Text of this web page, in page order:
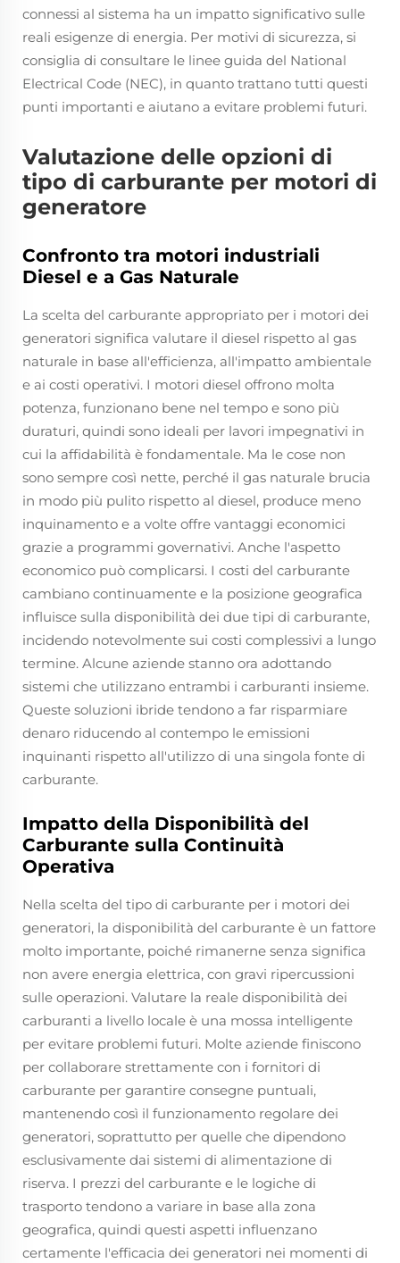
connessi al sistema ha un impatto significativo sulle
reali esigenze di energia. Per motivi di sicurezza, si
consiglia di consultare le linee guida del National
Electrical Code (NEC), in quanto trattano tutti questi
punti importanti e aiutano a evitare problemi futuri.
Valutazione delle opzioni di
tipo di carburante per motori di
generatore
Confronto tra motori industriali
Diesel e a Gas Naturale
La scelta del carburante appropriato per i motori dei
generatori significa valutare il diesel rispetto al gas
naturale in base all'efficienza, all'impatto ambientale
e ai costi operativi. I motori diesel offrono molta
potenza, funzionano bene nel tempo e sono più
duraturi, quindi sono ideali per lavori impegnativi in
cui la affidabilità è fondamentale. Ma le cose non
sono sempre così nette, perché il gas naturale brucia
in modo più pulito rispetto al diesel, produce meno
inquinamento e a volte offre vantaggi economici
grazie a programmi governativi. Anche l'aspetto
economico può complicarsi. I costi del carburante
cambiano continuamente e la posizione geografica
influisce sulla disponibilità dei due tipi di carburante,
incidendo notevolmente sui costi complessivi a lungo
termine. Alcune aziende stanno ora adottando
sistemi che utilizzano entrambi i carburanti insieme.
Queste soluzioni ibride tendono a far risparmiare
denaro riducendo al contempo le emissioni
inquinanti rispetto all'utilizzo di una singola fonte di
carburante.
Impatto della Disponibilità del
Carburante sulla Continuità
Operativa
Nella scelta del tipo di carburante per i motori dei
generatori, la disponibilità del carburante è un fattore
molto importante, poiché rimanerne senza significa
non avere energia elettrica, con gravi ripercussioni
sulle operazioni. Valutare la reale disponibilità dei
carburanti a livello locale è una mossa intelligente
per evitare problemi futuri. Molte aziende finiscono
per collaborare strettamente con i fornitori di
carburante per garantire consegne puntuali,
mantenendo così il funzionamento regolare dei
generatori, soprattutto per quelle che dipendono
esclusivamente dai sistemi di alimentazione di
riserva. I prezzi del carburante e le logiche di
trasporto tendono a variare in base alla zona
geografica, quindi questi aspetti influenzano
certamente l'efficacia dei generatori nei momenti di